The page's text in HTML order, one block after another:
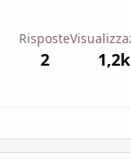
Risposte
2 1,2k